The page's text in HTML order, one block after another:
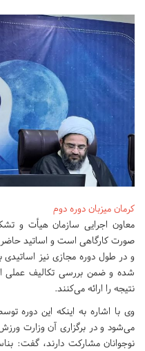
کرمان میزبان دوره دوم
معاون اجرایی سازمان هیأت و
صورت کارگاهی است و اساتید حاضر
و در طول دوره مجازی نیز اساتیدی
شده و ضمن بررسی تکالیف عملی
نتیجه را ارائه می‌کنند.
وی با اشاره به اینکه این دوره
می‌شود و در برگزاری آن وزارت
نوجوانان مشارکت دارند، گفت: